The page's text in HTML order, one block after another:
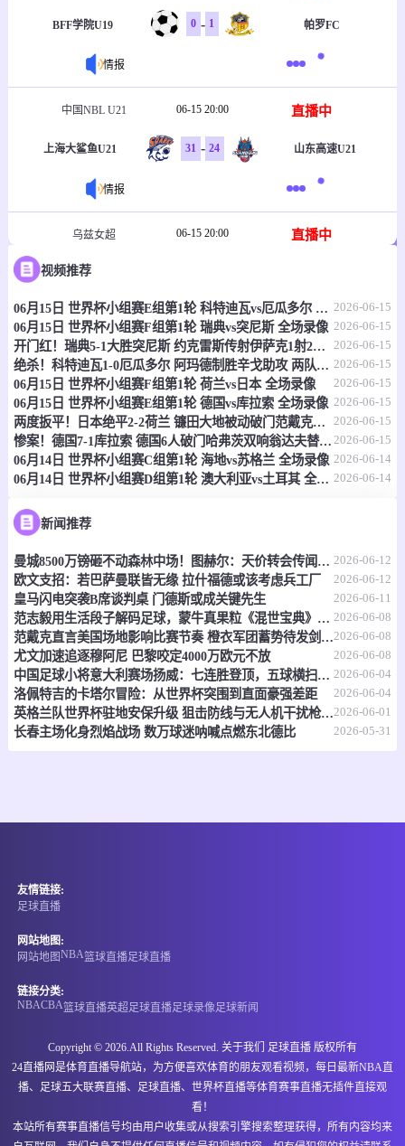
BFF学院U19 0 - 1 帕罗FC
情报
中国NBL U21 06-15 20:00 直播中
上海大鲨鱼U21 31 - 24 山东高速U21
情报
乌兹女超 06-15 20:00 直播中
塔什干火车头女足
情报
乌兹职联 06-15 20:30 直播中
费尔干纳FA 0 - 0 哈沃尔罕
情报
坦桑超 06-15 21:00 即将开始
福斯特FC
情报
坦桑超 06-15 21:00 即将开始
福斯特FC 0 - 0 科斯塔尔
情报
坦桑超 06-15 21:00 即将开始
阿达玛市
情报
06-15 21:00
视频推荐
06月15日 世界杯小组赛E组第1轮 科特迪瓦vs厄瓜多尔 全场录像 2026-06-15
06月15日 世界杯小组赛F组第1轮 瑞典vs突尼斯 全场录像 2026-06-15
开门红！瑞典5-1大胜突尼斯 约克雷斯传射伊萨克1射2传阿亚里双响 2026-06-15
绝杀！科特迪瓦1-0厄瓜多尔 阿玛德制胜辛戈助攻 两队4中门框 2026-06-15
06月15日 世界杯小组赛F组第1轮 荷兰vs日本 全场录像 2026-06-15
06月15日 世界杯小组赛E组第1轮 德国vs库拉索 全场录像 2026-06-15
两度扳平！日本绝平2-2荷兰 镰田大地被动破门范戴克世界杯首球 2026-06-15
惨案！德国7-1库拉索 德国6人破门哈弗茨双响翁达夫替补1射2传 2026-06-15
06月14日 世界杯小组赛C组第1轮 海地vs苏格兰 全场录像 2026-06-14
06月14日 世界杯小组赛D组第1轮 澳大利亚vs土耳其 全场录像 2026-06-14
新闻推荐
曼城8500万镑砸不动森林中场！图赫尔：天价转会传闻反倒成了安德森的兴奋剂 2026-06-12
欧文支招：若巴萨曼联皆无缘 拉什福德或该考虑兵工厂 2026-06-12
皇马闪电突袭B席谈判桌 门德斯或成关键先生 2026-06-11
范志毅用生活段子解码足球，蒙牛真果粒《混世宝典》玩出新花样 2026-06-08
范戴克直言美国场地影响比赛节奏 橙衣军团蓄势待发剑指世界杯2026-06-08
尤文加速追逐穆阿尼 巴黎咬定4000万欧元不放 2026-06-08
中国足球小将意大利赛场扬威：七连胜登顶，五球横扫北欧豪门！ 2026-06-04
洛佩特吉的卡塔尔冒险：从世界杯突围到直面豪强差距 2026-06-04
英格兰队世界杯驻地安保升级 狙击防线与无人机干扰枪严阵以待2026-06-01
长春主场化身烈焰战场 数万球迷呐喊点燃东北德比 2026-05-31
友情链接:
足球直播
网站地图:
网站地图NBA篮球直播足球直播
链接分类:
NBACBA篮球直播英超 足球直播足球录像 足球新闻
Copyright © 2026.All Rights Reserved. 关于我们 足球直播 版权所有
24直播网是体育直播导航站，为方便喜欢体育的朋友观看视频，每日最新NBA直
播、足球五大联赛直播、足球直播、世界杯直播等体育赛事直播无插件直接观
看！
本站所有赛事直播信号均由用户收集或从搜索引擎搜索整理获得，所有内容均来